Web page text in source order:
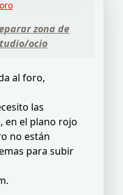
zona de
ocio
al foro,
las
en el plano rojo
no están
para subir